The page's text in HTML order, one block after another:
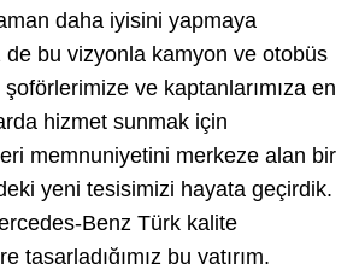
daha iyisini yapmaya
de bu vizyonla kamyon ve otobüs
şoförlerimize ve kaptanlarımıza en
hizmet sunmak için
memnuniyetini merkeze alan bir
yeni tesisimizi hayata geçirdik.
Benz Türk kalite
tasarladığımız bu yatırım,